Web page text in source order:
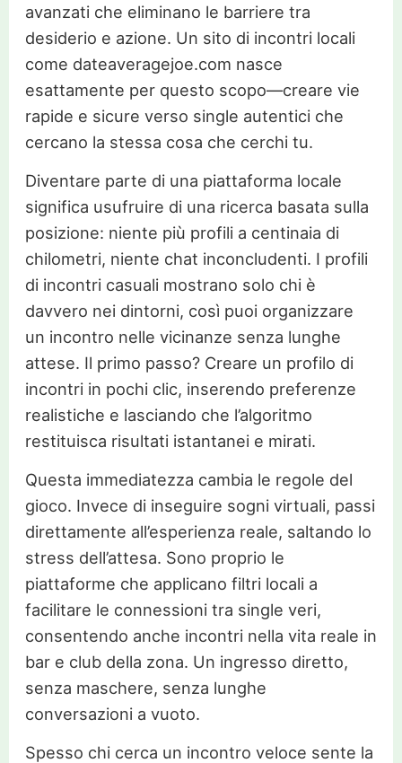
avanzati che eliminano le barriere tra
desiderio e azione. Un sito di incontri locali
come dateaveragejoe.com nasce
esattamente per questo scopo—creare vie
rapide e sicure verso single autentici che
cercano la stessa cosa che cerchi tu.
Diventare parte di una piattaforma locale
significa usufruire di una ricerca basata sulla
posizione: niente più profili a centinaia di
chilometri, niente chat inconcludenti. I profili
di incontri casuali mostrano solo chi è
davvero nei dintorni, così puoi organizzare
un incontro nelle vicinanze senza lunghe
attese. Il primo passo? Creare un profilo di
incontri in pochi clic, inserendo preferenze
realistiche e lasciando che l’algoritmo
restituisca risultati istantanei e mirati.
Questa immediatezza cambia le regole del
gioco. Invece di inseguire sogni virtuali, passi
direttamente all’esperienza reale, saltando lo
stress dell’attesa. Sono proprio le
piattaforme che applicano filtri locali a
facilitare le connessioni tra single veri,
consentendo anche incontri nella vita reale in
bar e club della zona. Un ingresso diretto,
senza maschere, senza lunghe
conversazioni a vuoto.
Spesso chi cerca un incontro veloce sente la